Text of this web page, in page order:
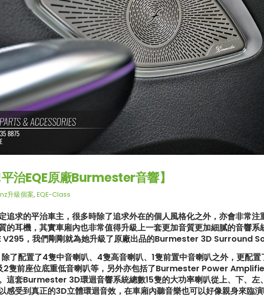
治EQE原廠Burmester音響】
升級個案, EQE-Class
追求的平治車主，很多時除了追求外在的個人風格化之外，亦會非常
的耳機，其實車廂內也非常值得升級上一套更加音質更加細膩的音響
，我們剛剛就為她升級了原廠出品的Burmester 3D Surround
了配置了4隻中音喇叭、4隻高音喇叭、1隻前置中音喇叭之外，更配
2隻前座位底重低音喇叭等，另外亦包括了Burmester Power
這套Burmester 3D環迴音響系統總數15隻的大功率喇叭從上、下、
感受到真正的3D立體環迴音效，在車廂內聽音樂也可以好像親身來臨演